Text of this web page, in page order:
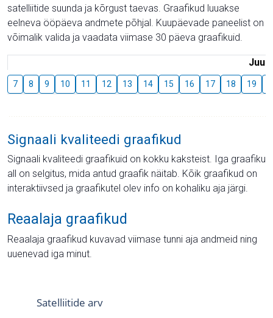
satelliitide suunda ja kõrgust taevas. Graafikud luuakse
eelneva ööpäeva andmete põhjal. Kuupäevade paneelist on
võimalik valida ja vaadata viimase 30 päeva graafikuid.
Juuli
7 8 9 10 11 12 13 14 15 16 17 18 19
Signaali kvaliteedi graafikud
Signaali kvaliteedi graafikuid on kokku kaksteist. Iga graafiku
all on selgitus, mida antud graafik näitab. Kõik graafikud on
interaktiivsed ja graafikutel olev info on kohaliku aja järgi.
Reaalaja graafikud
Reaalaja graafikud kuvavad viimase tunni aja andmeid ning
uuenevad iga minut.